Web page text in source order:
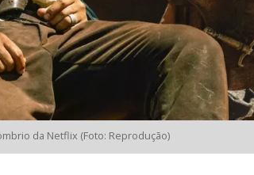
da Netflix (Foto: Reprodução)